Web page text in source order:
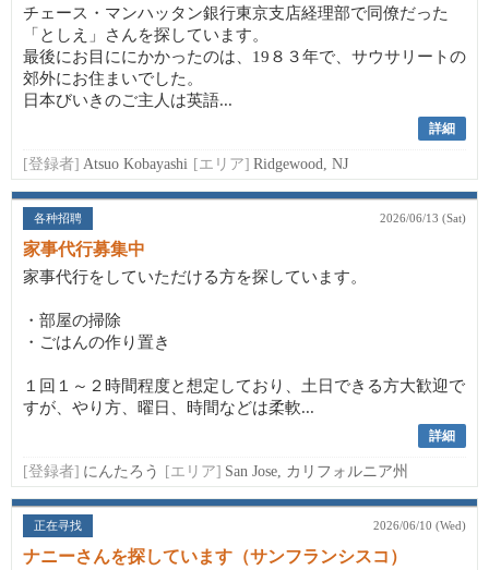
チェース・マンハッタン銀行東京支店経理部で同僚だった
「としえ」さんを探しています。
最後にお目ににかかったのは、19８３年で、サウサリートの
郊外にお住まいでした。
日本びいきのご主人は英語...
詳細
[登録者] Atsuo Kobayashi [エリア] Ridgewood, NJ
各种招聘 2026/06/13 (Sat)
家事代行募集中
家事代行をしていただける方を探しています。
・部屋の掃除
・ごはんの作り置き
１回１～２時間程度と想定しており、土日できる方大歓迎で
すが、やり方、曜日、時間などは柔軟...
詳細
[登録者] にんたろう [エリア] San Jose, カリフォルニア州
正在寻找 2026/06/10 (Wed)
ナニーさんを探しています（サンフランシスコ）